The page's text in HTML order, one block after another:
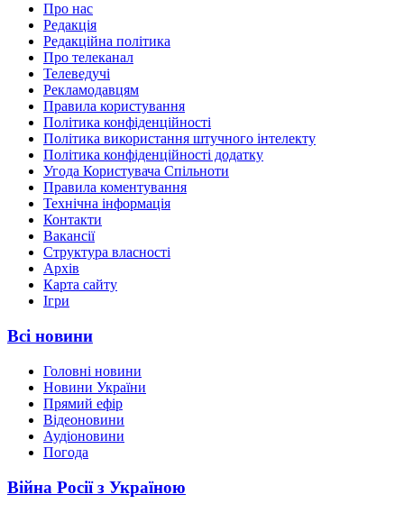
Про нас
Редакція
Редакційна політика
Про телеканал
Телеведучі
Рекламодавцям
Правила користування
Політика конфіденційності
Політика використання штучного інтелекту
Політика конфіденційності додатку
Угода Користувача Спільноти
Правила коментування
Технічна інформація
Контакти
Вакансії
Структура власності
Архів
Карта сайту
Ігри
Всі новини
Головні новини
Новини України
Прямий ефір
Відеоновини
Аудіоновини
Погода
Війна Росії з Україною